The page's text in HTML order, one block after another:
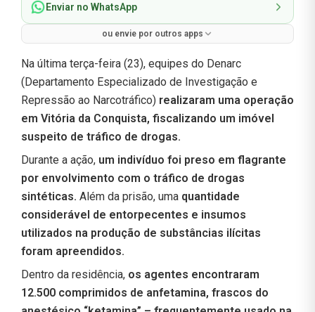
Enviar no WhatsApp
ou envie por outros apps
Na última terça-feira (23), equipes do Denarc
(Departamento Especializado de Investigação e
Repressão ao Narcotráfico) realizaram uma operação
em Vitória da Conquista, fiscalizando um imóvel
suspeito de tráfico de drogas.
Durante a ação, um indivíduo foi preso em flagrante
por envolvimento com o tráfico de drogas
sintéticas. Além da prisão, uma quantidade
considerável de entorpecentes e insumos
utilizados na produção de substâncias ilícitas
foram apreendidos.
Dentro da residência, os agentes encontraram
12.500 comprimidos de anfetamina, frascos do